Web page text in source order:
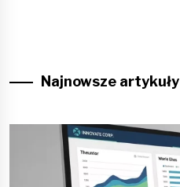
Najnowsze artykuły